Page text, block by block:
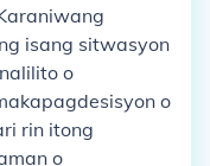
isang sitwasyon
o
o
rin itong
o